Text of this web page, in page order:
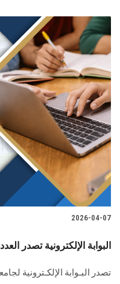
2026-04-07
البوابة الإلكترونية تصدر العدد 138 لنشرة قطاع التعليم والطلاب